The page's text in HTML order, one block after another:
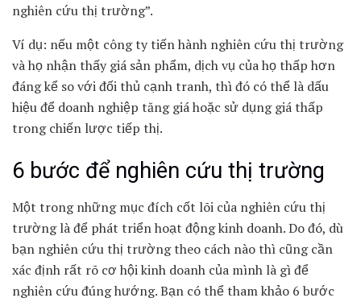
nghiên cứu thị trường”.
Ví dụ: nếu một công ty tiến hành nghiên cứu thị trường
và họ nhận thấy giá sản phẩm, dịch vụ của họ thấp hơn
đáng kể so với đối thủ cạnh tranh, thì đó có thể là dấu
hiệu để doanh nghiệp tăng giá hoặc sử dụng giá thấp
trong chiến lược tiếp thị.
6 bước để nghiên cứu thị trường
Một trong những mục đích cốt lõi của nghiên cứu thị
trường là để phát triển hoạt động kinh doanh. Do đó, dù
bạn nghiên cứu thị trường theo cách nào thì cũng cần
xác định rất rõ cơ hội kinh doanh của mình là gì để
nghiên cứu đúng hướng. Bạn có thể tham khảo 6 bước